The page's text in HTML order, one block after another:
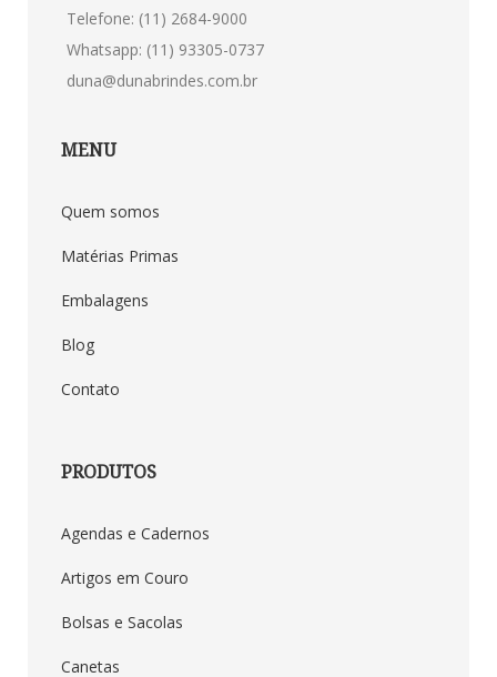
Telefone: (11) 2684-9000
Whatsapp: (11) 93305-0737
duna@dunabrindes.com.br
MENU
Quem somos
Matérias Primas
Embalagens
Blog
Contato
PRODUTOS
Agendas e Cadernos
Artigos em Couro
Bolsas e Sacolas
Canetas